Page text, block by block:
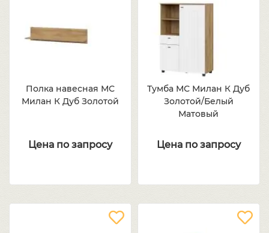
Полка навесная МС
Милан К Дуб Золотой
Цена по запросу
Тумба МС Милан К Дуб
Золотой/Белый
Матовый
Цена по запросу